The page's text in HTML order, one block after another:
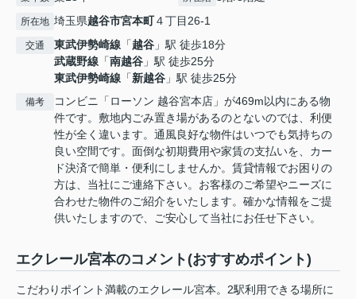
所在地 埼玉県越谷市宮本町４丁目26-1
交通 東武伊勢崎線 「越谷 」駅 徒歩18分
武蔵野線 「南越谷 」駅 徒歩25分
東武伊勢崎線 「新越谷 」駅 徒歩25分
備考
コンビニ「ローソン 越谷宮本店」が469m以内にある物
件です。敷地内ごみ置き場があるのとないのでは、利便
性が全く違います。通風良好な物件はいつでも気持ちの
良い空間です。面倒な初期費用や家賃の支払いを、カー
ド決済で簡単・便利にしませんか。賃貸情報でお困りの
方は、当社にご連絡下さい。お客様のご希望やニーズに
合わせた物件のご紹介をいたします。確かな情報をご提
供いたしますので、ご安心して当社にお任せ下さい。
エクレール宮本のコメント(おすすめポイント)
こだわりポイント満載のエクレール宮本。2駅利用できる場所に